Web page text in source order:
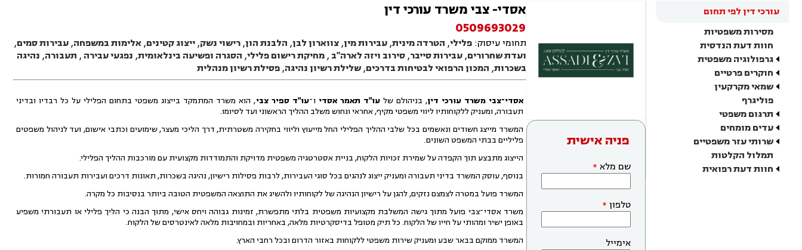
עורכי דין לפי תחום
מסירות משפטיות
חוות דעת הנדסית
גרפולוגיה משפטית
חוקרים פרטיים
שמאי מקרקעין
פוליגרף
תרגום משפטי
עדים מומחים
שרותי עזר משפטיים
תמלול הקלטות
חוות דעת רפואית
פניה אישית
שם מלא
טלפון
אימייל
אסדי- צבי משרד עורכי דין
0509693029
תחומי עיסוק: פלילי, הטרדה מינית,עבירות מין,צווארון לבן, הלבנת הון,רישוי נשק,ייצוג קטינים,אלימות במשפחה,עבירות סמים,
ועדת שחרורים,עבירות סייבר,סירוב ויזה לארה"ב ,מחיקת רישום פלילי, הסגרה ופשיעה בינלאומית, נפגעי עבירה , תעבורה, נהיגה
בשכרות, המכון הרפואי לבטיחות בדרכים,שלילת רשיון נהיגה,פסילת רשיון מנהלית
אסדי־צבי משרד עורכי דין, בניהולם שלעו"ד תאמר אסדי ו־עו"ד ספיר צבי, הוא משרד המתמקד בייצוג משפטי בתחום הפלילי על כל רבדיו ובדיני
תעבורה, ומעניק ללקוחותיו ליווי משפטי מקיף, אחראי ונחוש משלב ההליך הראשוני ועד לסיומו.
המשרד מייצג חשודים ונאשמים בכל שלבי ההליך הפלילי החל מייעוץ וליווי בחקירה משטרתית, דרך הליכי מעצר, שימועים וכתבי אישום, ועד לניהול משפטים
פליליים בבתי המשפט השונים.
הייצוג מתבצע תוך הקפדה על שמירת זכויות הלקוח, בניית אסטרטגיה משפטית מדויקת והתמודדות מקצועית עם מורכבות ההליך הפלילי.
בנוסף, עוסק המשרד בדיני תעבורה ומעניק ייצוג לנהגים בכל סוגי העבירות, לרבות פסילות רישיון, נהיגה בשכרות, תאונות דרכים ועבירות תעבורה חמורות.
המשרד פועל במטרה לצמצם נזקים, להגן על רישיון הנהיגה של לקוחותיו ולהשיג את התוצאה המשפטית הטובה ביותר בנסיבות כל מקרה.
משרד אסדי־צבי פועל מתוך גישה המשלבת מקצועיות משפטית בלתי מתפשרת, זמינות גבוהה ויחס אישי, מתוך הבנה כי הליך פלילי או תעבורתי משפיע
באופן ישיר ומהותי על חייו של הלקוח. כל תיק מטופל בדיסקרטיות מלאה, באחריות ובמחויבות מלאה לאינטרסים של הלקוח.
המשרד ממוקם בבאר שבע ומעניק שירות משפטי ללקוחות באזור הדרום ובכל רחבי הארץ.